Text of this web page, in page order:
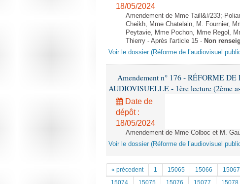
18/05/2024
Amendement de Mme Taill&#233;-
Cheikh, Mme Chatelain, M. Fournier,
Peytavie, Mme Pochon, Mme Regol,
Thierry - Après l'article 15 - Non
Voir le dossier (Réforme de l’audiovisuel
Amendement n° 176 - RÉFORME
AUDIOVISUELLE - 1ère lecture (2ème
Date de
dépôt :
18/05/2024
Amendement de Mme Colboc et M.
Voir le dossier (Réforme de l’audiovisuel
« précedent 1 15065 15066 15067
15074
15075 15076 15077 15078